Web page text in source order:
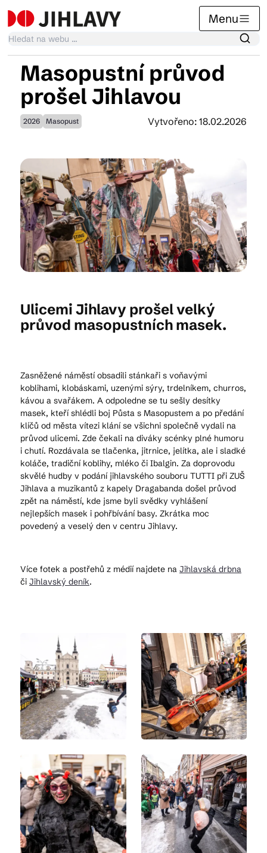
Menu
Kalendář akcí
Tradiční akce
Články
Suvenýry
Praktické info
Kam vyrazit
© 2026 Brána Jihlavy
Masopustní průvod
prošel Jihlavou
2026 Masopust Vytvořeno: 18.02.2026
Ulicemi Jihlavy prošel velký
průvod masopustních masek.
Zasněžené náměstí obsadili stánkaři s voňavými
koblihami, klobáskami, uzenými sýry, trdelníkem, churros,
kávou a svařákem. A odpoledne se tu sešly desítky
masek, kteří shlédli boj Půsta s Masopustem a po předání
klíčů od města vítezi klání se všichni společně vydali na
průvod ulicemi. Zde čekali na diváky scénky plné humoru
i chutí. Rozdávala se tlačenka, jitrnice, jelítka, ale i sladké
koláče, tradiční koblihy, mléko či Ibalgin. Za doprovodu
skvělé hudby v podání jihlavského souboru TUTTI při ZUŠ
Jihlava a muzikantů z kapely Dragabanda došel průvod
zpět na náměstí, kde jsme byli svědky vyhlášení
nejlepších masek i pohřbívání basy. Zkrátka moc
povedený a veselý den v centru Jihlavy.
Více fotek a postřehů z médií najdete na Jihlavská drbna
či Jihlavský deník.